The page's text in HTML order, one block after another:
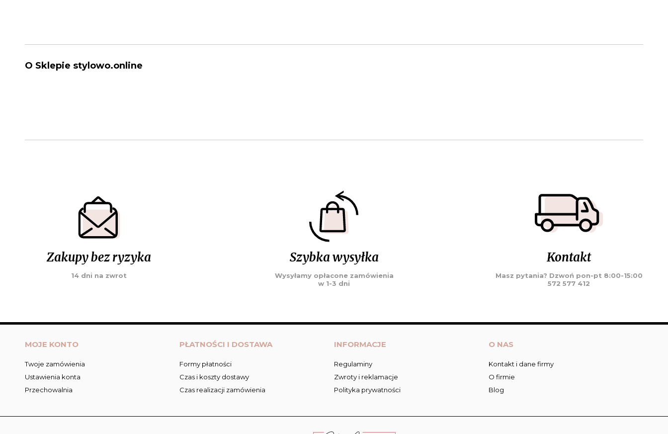
O Sklepie stylowo.online
Zakupy bez ryzyka
14 dni na zwrot
Szybka wysyłka
Wysyłamy opłacone zamówienia
w 1-3 dni
Kontakt
Masz pytania? Dzwoń pon-pt 8:00-15:00
572 577 412
MOJE KONTO
Twoje zamówienia
Ustawienia konta
Przechowalnia
PŁATNOŚCI I DOSTAWA
Formy płatności
Czas i koszty dostawy
Czas realizacji zamówienia
INFORMACJE
Regulaminy
Zwroty i reklamacje
Polityka prywatności
O NAS
Kontakt i dane firmy
O firmie
Blog